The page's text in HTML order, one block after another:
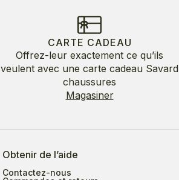
CARTE CADEAU
Offrez-leur exactement ce qu’ils
veulent avec une carte cadeau Savard
chaussures
Magasiner
Obtenir de l’aide
Contactez-nous